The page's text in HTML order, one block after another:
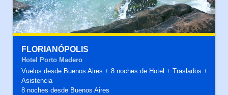
FLORIANÓPOLIS
Hotel Porto Madero
Vuelos desde Buenos Aires + 8 noches de Hotel + Traslados +
Asistencia
8 nochesdesde Buenos Aires